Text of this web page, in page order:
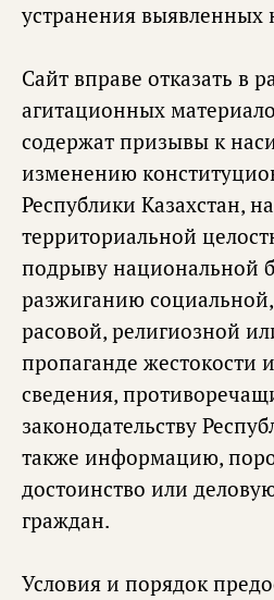
устранения
Сайт вправе отказать в
агитационных
содержат призывы к
изменению
Республики Казахстан,
территориальной
подрыву национальной
разжиганию
расовой, религиозной
пропаганде жестокости
сведения,
законодательству
также информацию,
достоинство или
граждан.
Условия и порядок